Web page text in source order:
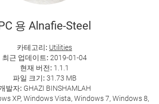
용 Alnafie-Steel
카테고리: Utilities
최근 업데이트: 2019-01-04
현재 버전: 1.1.1
파일 크기: 31.73 MB
발자: GHAZI BINSHAMLAH
XP, Windows Vista, Windows 7, Windows 8,